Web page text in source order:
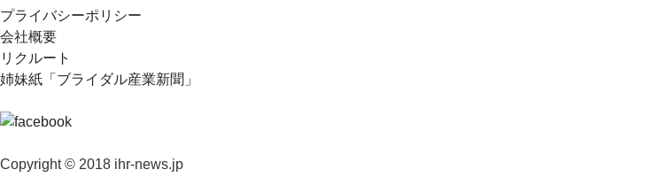
プライバシーポリシー
会社概要
リクルート
姉妹紙「ブライダル産業新聞」
Copyright © 2018 ihr-news.jp